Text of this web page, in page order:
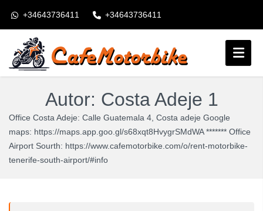
+34643736411 +34643736411
booking@cafemotorbike.com
Síganos:
Autor: Costa Adeje 1
Office Costa Adeje: Calle Guatemala 4, Costa adeje Google
maps: https://maps.app.goo.gl/s68xqt8HvygrSMdWA ******* Office
Airport Sourth: https://www.cafemotorbike.com/o/rent-motorbike-
tenerife-south-airport/#info